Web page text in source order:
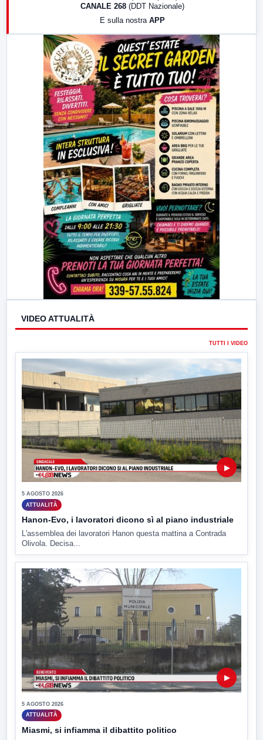
LabNews (replica)
CANALE 268 (DDT Nazionale)
E sulla nostra APP
VIDEO ATTUALITÀ
TUTTI I VIDEO
▶
5 AGOSTO 2026
ATTUALITÀ
Hanon-Evo, i lavoratori dicono sì al piano industriale
L'assemblea dei lavoratori Hanon questa mattina a Contrada
Olivola. Decisa...
▶
5 AGOSTO 2026
ATTUALITÀ
Miasmi, si infiamma il dibattito politico